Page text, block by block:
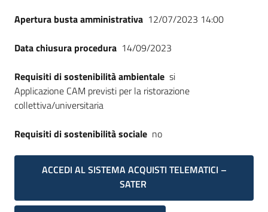
Apertura busta amministrativa 12/07/2023 14:00
Data chiusura procedura 14/09/2023
Requisiti di sostenibilità ambientale si
Applicazione CAM previsti per la ristorazione
collettiva/universitaria
Requisiti di sostenibilità sociale no
ACCEDI AL SISTEMA ACQUISTI TELEMATICI –
SATER